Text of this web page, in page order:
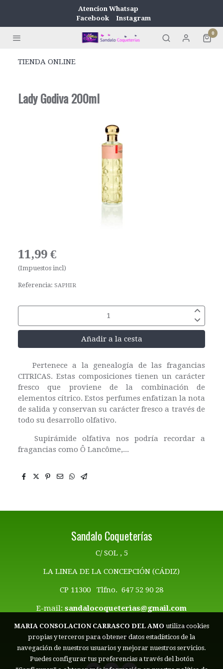
Atencion Whatsap
Facebook
Instagram
0
TIENDA ONLINE
Lady Godiva 200ml
11,99 €
(Impuestos incl)
Referencia: SAPHIR
Añadir a la cesta
Pertenece a la genealogía de las fragancias
CITRICAS. Estas composiciones tienen un carácter
fresco que proviene de la combinación de
elementos cítrico. Estos perfumes enfatizan la nota
de salida y conservan su carácter fresco a través de
todo su desarrollo olfativo.
Supirámide olfativa nos podría recordar a
fragancias como Ô Lancôme,...
Sandalo Coqueterías
C/ SOL , 5
LA LINEA DE LA CONCEPCIÓN (CÁDIZ)
CP 11300 Tlfno. 647 52 90 28
E-mail: sandalocoqueterias@gmail.com
Términos y Condiciones | Aviso Legal |Politica
de Privacidad
MARIA CONSOLACION CARRASCO DEL AMO utiliza cookies
propias y terceros para obtener datos estadísticos de la
navegación de nuestros usuarios y mejorar nuestros servicios.
Puedes configurar tus preferencias a través del botón